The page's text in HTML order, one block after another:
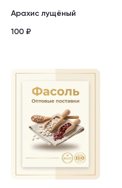
Арахис лущёный
100 ₽